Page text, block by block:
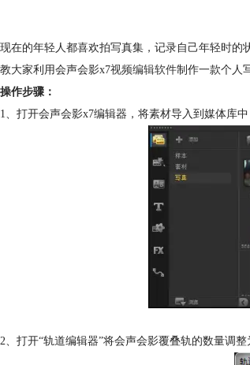
现在的年轻人都喜欢拍写真集，记录自己年轻时
教大家利用会声会影x7视频编辑软件制作一款个人
操作步骤：
1、打开会声会影x7编辑器，将素材导入到媒体库中
2、打开“轨道编辑器”将会声会影覆叠轨的数量调整